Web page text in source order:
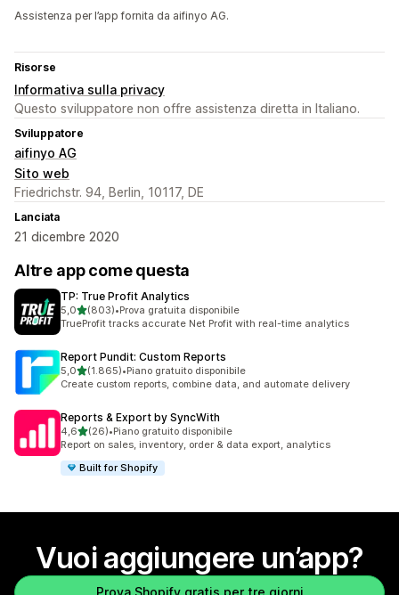
Assistenza per l’app fornita da aifinyo AG.
Risorse
Informativa sulla privacy
Questo sviluppatore non offre assistenza diretta in Italiano.
Sviluppatore
aifinyo AG
Sito web
Friedrichstr. 94, Berlin, 10117, DE
Lanciata
21 dicembre 2020
Altre app come questa
TP: True Profit Analytics
5,0stelle su 5
(803)
803 recensioni totali
•Prova gratuita disponibile
TrueProfit tracks accurate Net Profit with real-time analytics
Report Pundit: Custom Reports
5,0stelle su 5
(1.865)
1865 recensioni totali
•Piano gratuito disponibile
Create custom reports, combine data, and automate delivery
Reports & Export by SyncWith
4,6stelle su 5
(26)
26 recensioni totali
•Piano gratuito disponibile
Report on sales, inventory, order & data export, analytics
Built for Shopify
Vuoi aggiungere un’app?